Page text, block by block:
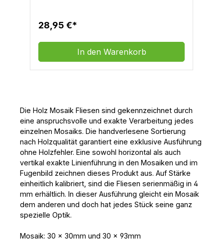
schimmelabweisend wasserabweisend
Entkopplungssysteme und leicht
verformbare Untergründe geeignet für
hohe hygienische Ansprüche
Fußbodenheizung geeignet
Kunststoff EimerGebindegröße: 1
kgBestandteile: modifizierte
Polymere/Polyvinylacetat/Polyacryl
säureester Copolymer/ Mineralische
Füllstoffe/Wasser/ZuschlagstoffeSpezifisch
es Gewicht: ca. 1,6 kg/l, nach
FugentypVerarbeitungstemperatur: ca. + 5
⁰C bis +25⁰CAushärtung: ca 2 mm pro Tag,
bei + 20 ⁰C und 50%
LuftfeuchteLagerfähigkeit: ca 12 Monate bei
kühler und frostfreier Lagerung im
geschlossenen OriginalgebindeVerbrauch: /
FL x FB x FT x 1,6 = Menge in g/qm
in lfm // FB = Fugenbreite in mm // FT =
28,95 €*
In den Warenkorb
Die Holz Mosaik Fliesen sind gekennzeichnet durch
eine anspruchsvolle und exakte Verarbeitung jedes
einzelnen Mosaiks. Die handverlesene Sortierung
nach Holzqualität garantiert eine exklusive Ausführung
ohne Holzfehler. Eine sowohl horizontal als auch
vertikal exakte Linienführung in den Mosaiken und im
Fugenbild zeichnen dieses Produkt aus. Auf Stärke
einheitlich kalibriert, sind die Fliesen serienmäßig in 4
mm erhältlich. In dieser Ausführung gleicht ein Mosaik
dem anderen und doch hat jedes Stück seine ganz
spezielle Optik.
Mosaik: 30 x 30mm und 30 x 93mm